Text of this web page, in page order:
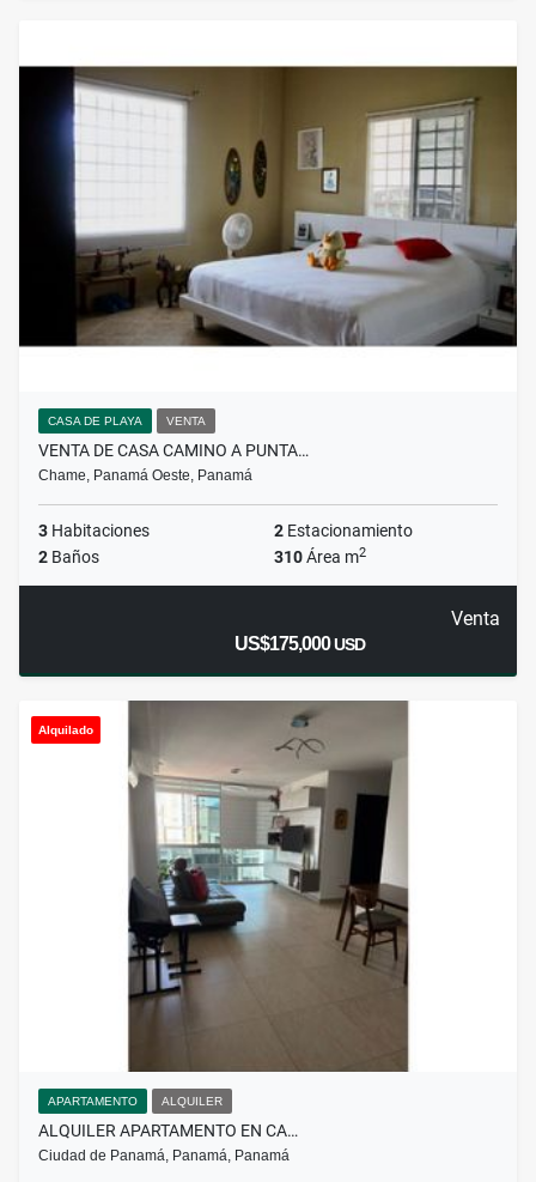
CASA DE PLAYA VENTA
VENTA DE CASA CAMINO A PUNTA…
Chame, Panamá Oeste, Panamá
3 Habitaciones 2 Estacionamiento
2 Baños 310Área m2
Venta
US$175,000USD
Alquilado
APARTAMENTO ALQUILER
ALQUILER APARTAMENTO EN CA…
Ciudad de Panamá, Panamá, Panamá